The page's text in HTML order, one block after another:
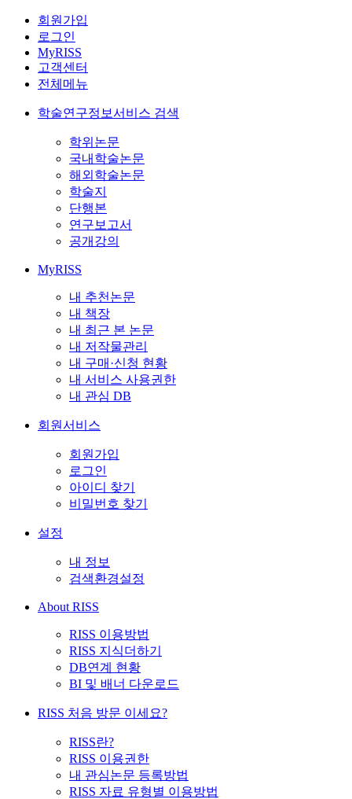
회원가입
로그인
MyRISS
고객센터
전체메뉴
학술연구정보서비스 검색
학위논문
국내학술논문
해외학술논문
학술지
단행본
연구보고서
공개강의
MyRISS
내 추천논문
내 책장
내 최근 본 논문
내 저작물관리
내 구매·신청 현황
내 서비스 사용권한
내 관심 DB
회원서비스
회원가입
로그인
아이디 찾기
비밀번호 찾기
설정
내 정보
검색환경설정
About RISS
RISS 이용방법
RISS 지식더하기
DB연계 현황
BI 및 배너 다운로드
RISS 처음 방문 이세요?
RISS란?
RISS 이용권한
내 관심논문 등록방법
RISS 자료 유형별 이용방법